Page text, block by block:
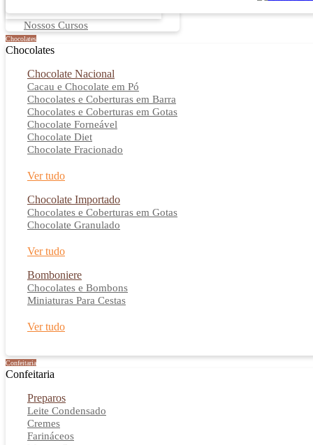
Nossos Cursos
Chocolates
Chocolates
Chocolate Nacional
Cacau e Chocolate em Pó
Chocolates e Coberturas em Barra
Chocolates e Coberturas em Gotas
Chocolate Forneável
Chocolate Diet
Chocolate Fracionado
Ver tudo
Chocolate Importado
Chocolates e Coberturas em Gotas
Chocolate Granulado
Ver tudo
Bomboniere
Chocolates e Bombons
Miniaturas Para Cestas
Ver tudo
Confeitaria
Confeitaria
Preparos
Leite Condensado
Cremes
Farináceos